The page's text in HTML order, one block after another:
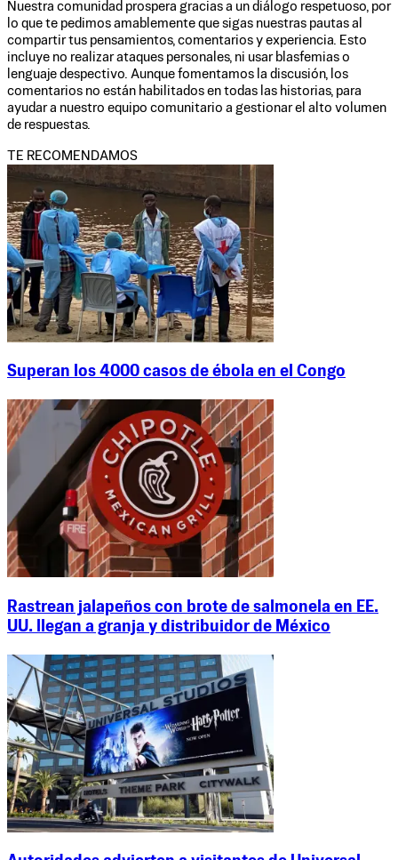
Nuestra comunidad prospera gracias a un diálogo respetuoso, por
lo que te pedimos amablemente que sigas nuestras pautas al
compartir tus pensamientos, comentarios y experiencia. Esto
incluye no realizar ataques personales, ni usar blasfemias o
lenguaje despectivo. Aunque fomentamos la discusión, los
comentarios no están habilitados en todas las historias, para
ayudar a nuestro equipo comunitario a gestionar el alto volumen
de respuestas.
TE RECOMENDAMOS
Superan los 4000 casos de ébola en el Congo
Rastrean jalapeños con brote de salmonela en EE.
UU. llegan a granja y distribuidor de México